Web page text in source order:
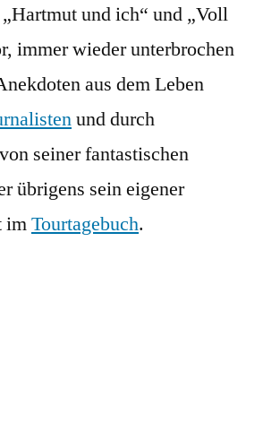
und ich“ und „Voll
immer wieder unterbrochen
aus dem Leben
und durch
seiner fantastischen
übrigens sein eigener
imTourtagebuch.